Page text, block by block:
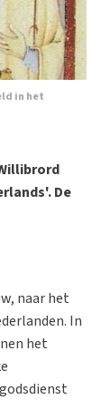
in het
De
naar het
In
het